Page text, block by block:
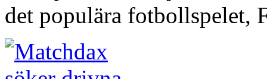
det populära fotbollspelet,